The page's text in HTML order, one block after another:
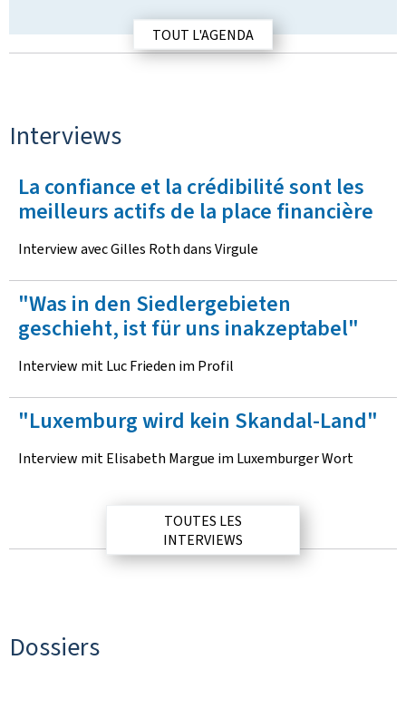
TOUT L'AGENDA
Interviews
n
e
v
e
w
s
La confiance et la crédibilité sont les
meilleurs actifs de la place financière
Interview avec Gilles Roth dans Virgule
"Was in den Siedlergebieten
geschieht, ist für uns inakzeptabel"
Interview mit Luc Frieden im Profil
"Luxemburg wird kein Skandal-Land"
Interview mit Elisabeth Margue im Luxemburger Wort
TOUTES LES
INTERVIEWS
Dossiers